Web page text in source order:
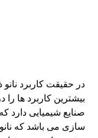
در حقیقت کاربرد
بیشترین کاربرد ها را
صنایع شیمیایی دارد
سازی می باشد که